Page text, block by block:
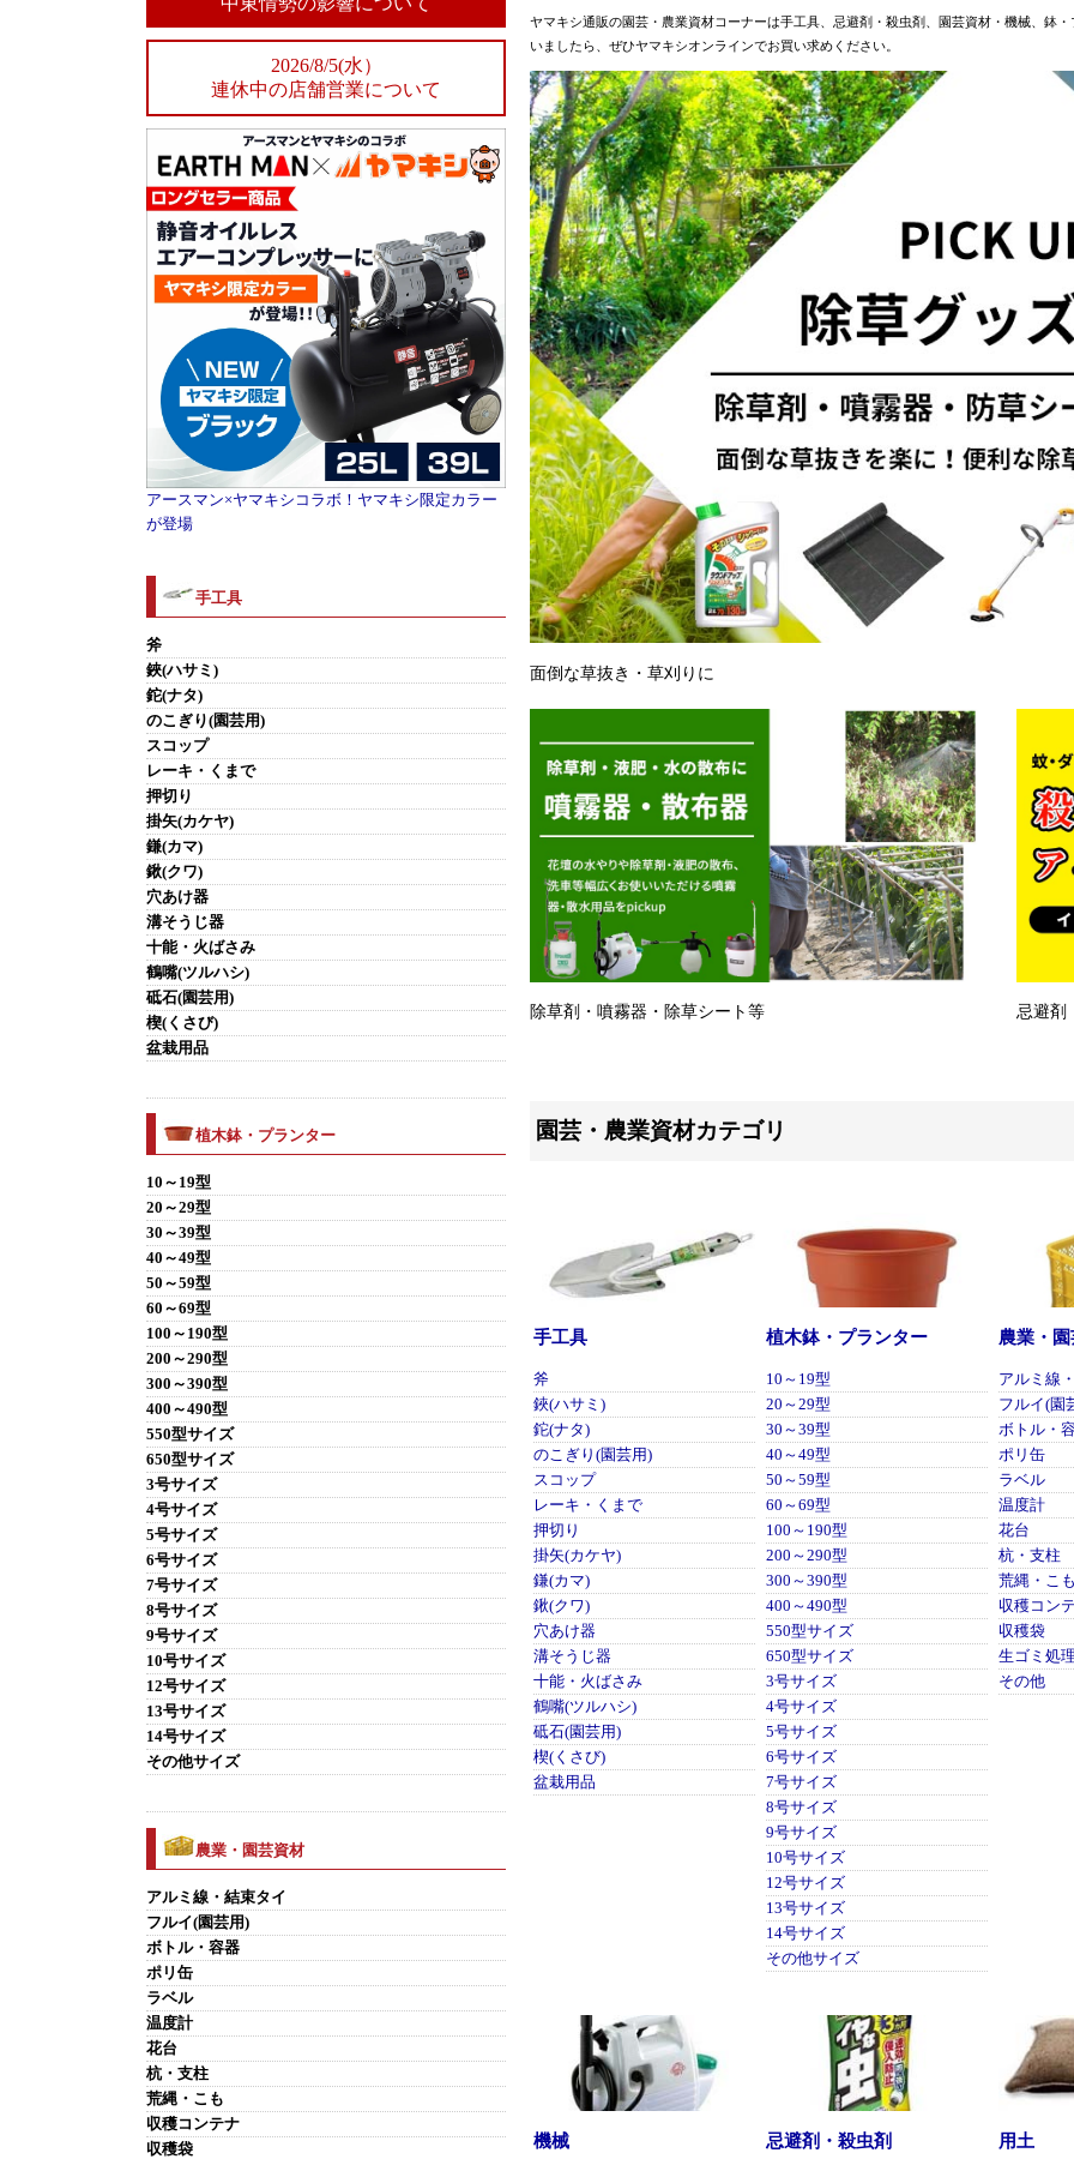
2026/8/5(水）
連休中の店舗営業について
アースマン×ヤマキシコラボ！ヤマキシ限定カラー
が登場
手工具
斧
鋏(ハサミ)
鉈(ナタ)
のこぎり(園芸用)
スコップ
レーキ・くまで
押切り
掛矢(カケヤ)
鎌(カマ)
鍬(クワ)
穴あけ器
溝そうじ器
十能・火ばさみ
鶴嘴(ツルハシ)
砥石(園芸用)
楔(くさび)
盆栽用品
植木鉢・プランター
10～19型
20～29型
30～39型
40～49型
50～59型
60～69型
100～190型
200～290型
300～390型
400～490型
550型サイズ
650型サイズ
3号サイズ
4号サイズ
5号サイズ
6号サイズ
7号サイズ
8号サイズ
9号サイズ
10号サイズ
12号サイズ
13号サイズ
14号サイズ
その他サイズ
農業・園芸資材
アルミ線・結束タイ
フルイ(園芸用)
ボトル・容器
ポリ缶
ラベル
温度計
花台
杭・支柱
荒縄・こも
収穫コンテナ
収穫袋
ヤマキシ通販の園芸・農業資材コーナーは手工具、忌避剤・殺虫剤、園芸資材・機械、鉢
いましたら、ぜひヤマキシオンラインでお買い求めください。
面倒な草抜き・草刈りに
除草剤・噴霧器・除草シート等 忌避剤
園芸・農業資材カテゴリ
手工具
斧
鋏(ハサミ)
鉈(ナタ)
のこぎり(園芸用)
スコップ
レーキ・くまで
押切り
掛矢(カケヤ)
鎌(カマ)
鍬(クワ)
穴あけ器
溝そうじ器
十能・火ばさみ
鶴嘴(ツルハシ)
砥石(園芸用)
楔(くさび)
盆栽用品
植木鉢・プランター
10～19型
20～29型
30～39型
40～49型
50～59型
60～69型
100～190型
200～290型
300～390型
400～490型
550型サイズ
650型サイズ
3号サイズ
4号サイズ
5号サイズ
6号サイズ
7号サイズ
8号サイズ
9号サイズ
10号サイズ
12号サイズ
13号サイズ
14号サイズ
その他サイズ
農業・
アルミ線
フルイ(園
ボトル・
ポリ缶
ラベル
温度計
花台
杭・支柱
荒縄・こ
収穫コン
収穫袋
生ゴミ処
その他
機械 忌避剤・殺虫剤 用土